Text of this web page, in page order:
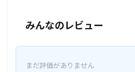
みんなのレビュー
まだ評価がありません